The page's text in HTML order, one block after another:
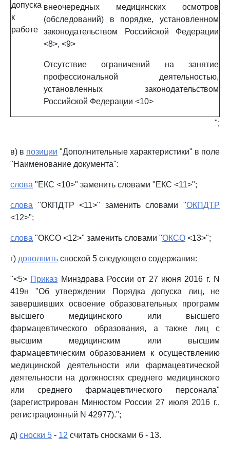
допуска
к
работе
внеочередных медицинских осмотров
(обследований) в порядке, установленном
законодательством Российской Федерации
<8>, <9>
Отсутствие ограничений на занятие
профессиональной деятельностью,
установленных законодательством
Российской Федерации <10>
";
в) в позиции "Дополнительные характеристики" в поле
"Наименование документа":
слова "ЕКС <10>" заменить словами "ЕКС <11>";
слова "ОКПДТР <11>" заменить словами "ОКПДТР
<12>";
слова "ОКСО <12>" заменить словами "ОКСО <13>";
г) дополнить сноской 5 следующего содержания:
"<5> Приказ Минздрава России от 27 июня 2016 г. N
419н "Об утверждении Порядка допуска лиц, не
завершивших освоение образовательных программ
высшего медицинского или высшего
фармацевтического образования, а также лиц с
высшим медицинским или высшим
фармацевтическим образованием к осуществлению
медицинской деятельности или фармацевтической
деятельности на должностях среднего медицинского
или среднего фармацевтического персонала"
(зарегистрирован Минюстом России 27 июля 2016 г.,
регистрационный N 42977).";
д) сноски 5 - 12 считать сносками 6 - 13.